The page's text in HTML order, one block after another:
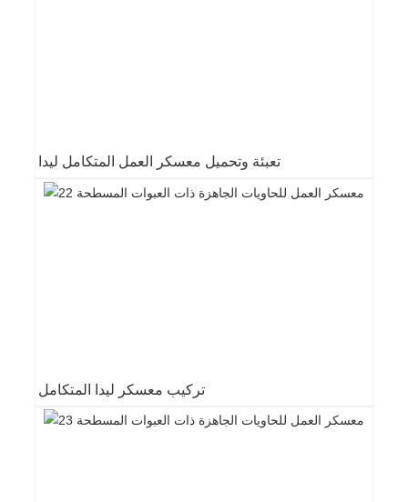
تعبئة وتحميل معسكر العمل المتكامل ليدا
تركيب معسكر ليدا المتكامل